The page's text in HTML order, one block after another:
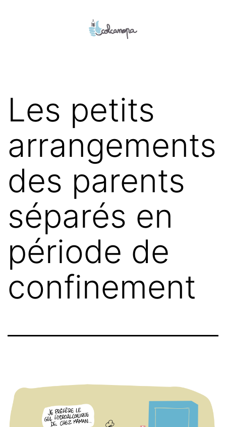
Les petits
arrangements
des parents
séparés en
période de
confinement